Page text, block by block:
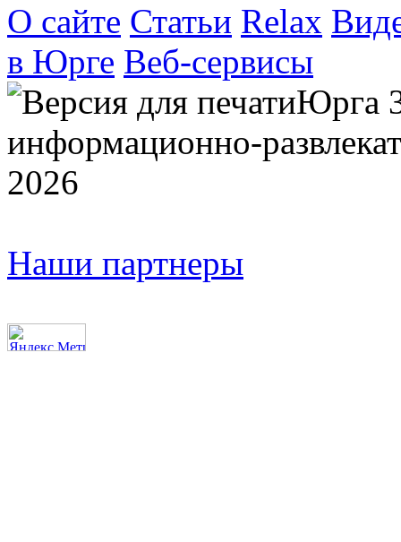
О сайте Статьи Relax
в Юрге Веб-сервисы
Юрга
информационно-
2026
Наши партнеры